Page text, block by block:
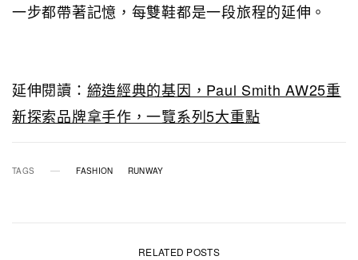
一步都帶著記憶，每雙鞋都是一段旅程的延伸。
延伸閱讀： 締造經典的基因，Paul Smith AW25重
新探索品牌拿手作，一覽系列5大重點
TAGS FASHION RUNWAY
RELATED POSTS